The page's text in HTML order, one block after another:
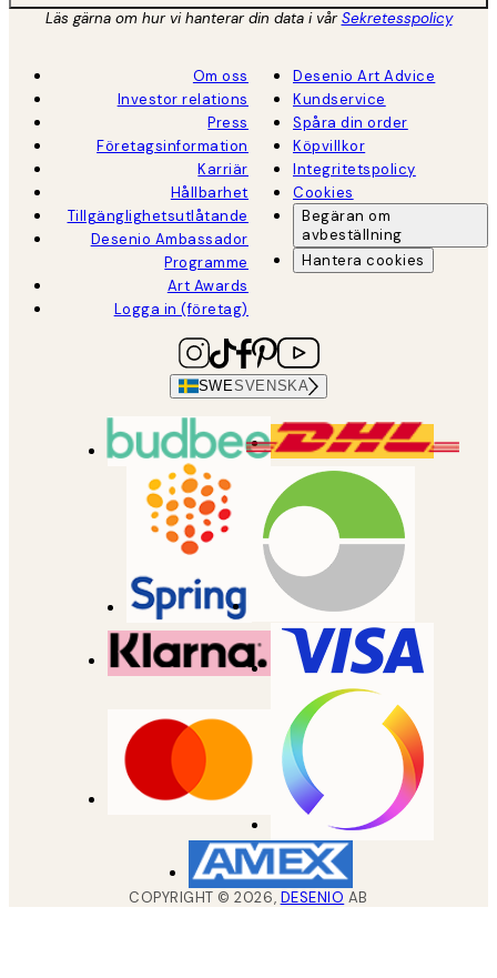
Läs gärna om hur vi hanterar din data i vårSekretesspolicy
Om oss
Investor relations
Press
Företagsinformation
Karriär
Hållbarhet
Tillgänglighetsutlåtande
Desenio Ambassador
Programme
Art Awards
Logga in (företag)
Desenio Art Advice
Kundservice
Spåra din order
Köpvillkor
Integritetspolicy
Cookies
Begäran om
avbeställning
Hantera cookies
SWESVENSKA
COPYRIGHT ©2026, DESENIO AB